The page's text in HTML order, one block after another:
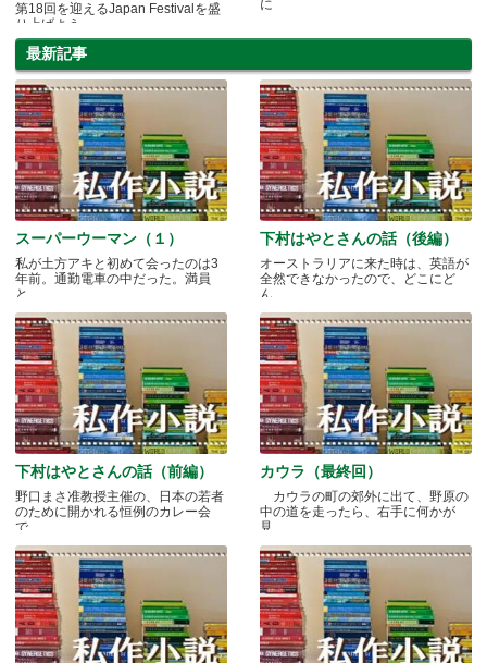
第18回を迎えるJapan Festivalを盛
り上げよう
に
最新記事
スーパーウーマン（１）
私が土方アキと初めて会ったのは3
年前。通勤電車の中だった。満員
と.....
下村はやとさんの話（後編）
オーストラリアに来た時は、英語が
全然できなかったので、どこにど
ん.....
下村はやとさんの話（前編）
野口まさ准教授主催の、日本の若者
のために開かれる恒例のカレー会
で.....
カウラ（最終回）
カウラの町の郊外に出て、野原の
中の道を走ったら、右手に何かが
見.....